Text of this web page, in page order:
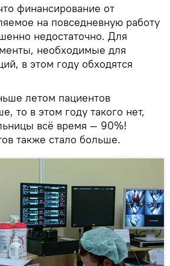
финансирование от
на повседневную работу
недостаточно. Для
необходимые для
в этом году обходятся
летом пациентов
то в этом году такого нет,
всё время — 90%!
также стало больше.